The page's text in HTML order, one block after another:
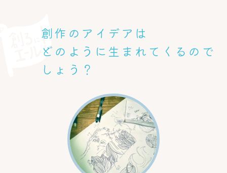
創作のアイデアは
どのように生まれてくるので
しょう？